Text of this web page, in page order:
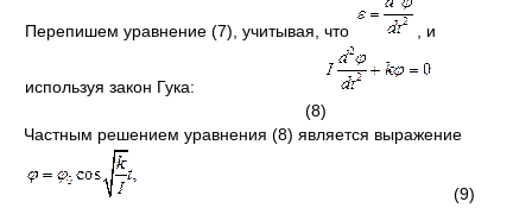
Перепишем уравнение (7), учитывая, что , и
используя закон Гука:
(8)
Частным решением уравнения (8) является выражение
(9)